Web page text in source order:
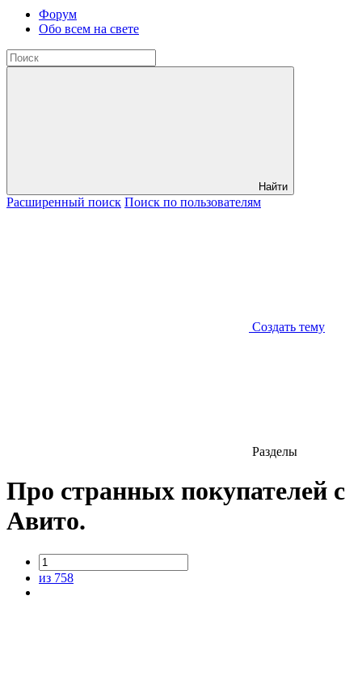
Форум
Обо всем на свете
Найти
Расширенный поиск Поиск по пользователям
Создать тему
Разделы
Про странных покупателей с
Авито.
из 758